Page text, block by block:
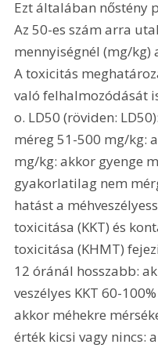
Ezt általában nőstény
Az 50-es szám arra
mennyiségnél (mg/kg)
A toxicitás
való felhalmozódását
o. LD50 (röviden:
méreg 51-500 mg/kg:
mg/kg: akkor gyenge
gyakorlatilag nem
hatást a
toxicitása (KKT) és
toxicitása (KHMT)
12 óránál hosszabb:
veszélyes KKT 60-
akkor méhekre
érték kicsi vagy nincs: